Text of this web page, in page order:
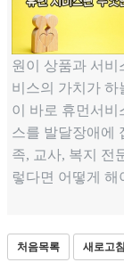
원이 상품과 서비
비스의 가치가 하
이 바로 휴먼서비
스를 발달장애에
족, 교사, 복지 전
렇다면 어떻게
처음목록 새로고침